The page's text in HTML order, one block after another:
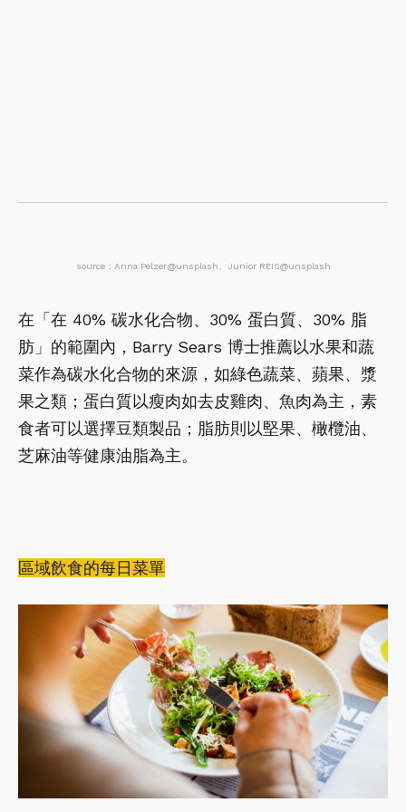
source：Anna Pelzer@unsplash、Junior REIS@unsplash
在「在 40% 碳水化合物、30% 蛋白質、30% 脂
肪」的範圍內，Barry Sears 博士推薦以水果和蔬
菜作為碳水化合物的來源，如綠色蔬菜、蘋果、漿
果之類；蛋白質以瘦肉如去皮雞肉、魚肉為主，素
食者可以選擇豆類製品；脂肪則以堅果、橄欖油、
芝麻油等健康油脂為主。
區域飲食的每日菜單